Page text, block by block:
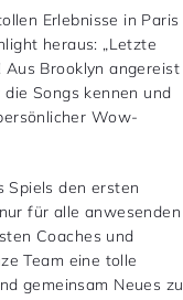
Erlebnisse in Paris
heraus: „Letzte
Aus Brooklyn angereist
Songs kennen und
Wow-
Spiels den ersten
für alle anwesenden
Coaches und
Team eine tolle
gemeinsam Neues zu